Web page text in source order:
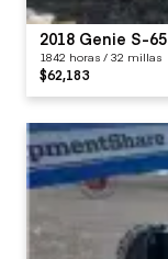
2018 Genie S-65
1842 horas / 32 millas
$62,183